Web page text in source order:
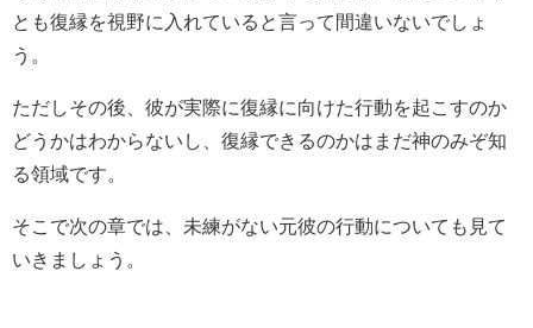
とも復縁を視野に入れていると言って間違いないでしょ
う。
ただしその後、彼が実際に復縁に向けた行動を起こすのか
どうかはわからないし、復縁できるのかはまだ神のみぞ知
る領域です。
そこで次の章では、未練がない元彼の行動についても見て
いきましょう。